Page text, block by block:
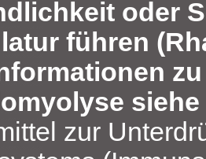
oder
führen
zu
zur